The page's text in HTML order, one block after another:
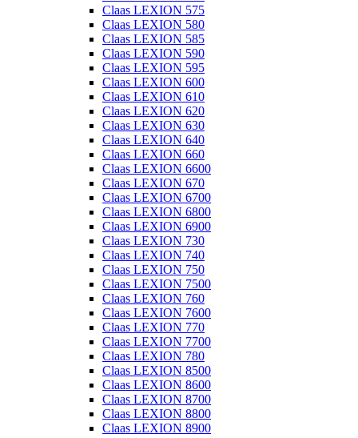
Claas LEXION 575
Claas LEXION 580
Claas LEXION 585
Claas LEXION 590
Claas LEXION 595
Claas LEXION 600
Claas LEXION 610
Claas LEXION 620
Claas LEXION 630
Claas LEXION 640
Claas LEXION 660
Claas LEXION 6600
Claas LEXION 670
Claas LEXION 6700
Claas LEXION 6800
Claas LEXION 6900
Claas LEXION 730
Claas LEXION 740
Claas LEXION 750
Claas LEXION 7500
Claas LEXION 760
Claas LEXION 7600
Claas LEXION 770
Claas LEXION 7700
Claas LEXION 780
Claas LEXION 8500
Claas LEXION 8600
Claas LEXION 8700
Claas LEXION 8800
Claas LEXION 8900